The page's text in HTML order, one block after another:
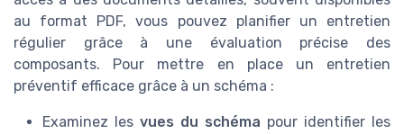
au format PDF, vous pouvez planifier un entretien
régulier grâce à une évaluation précise des
composants. Pour mettre en place un entretien
préventif efficace grâce à un schéma :
Examinez les vues du schéma pour identifier les